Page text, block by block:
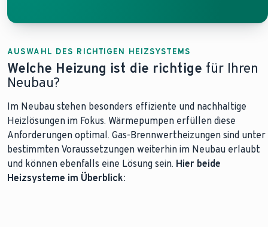
AUSWAHL DES RICHTIGEN HEIZSYSTEMS
Welche Heizung ist die richtige für Ihren
Neubau?
Im Neubau stehen besonders effiziente und nachhaltige
Heizlösungen im Fokus. Wärmepumpen erfüllen diese
Anforderungen optimal. Gas-Brennwertheizungen sind unter
bestimmten Voraussetzungen weiterhin im Neubau erlaubt
und können ebenfalls eine Lösung sein. Hier beide
Heizsysteme im Überblick: